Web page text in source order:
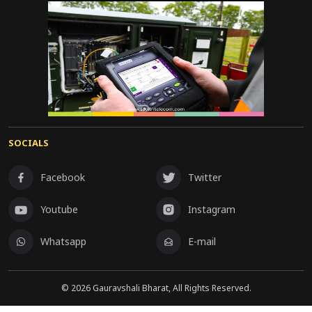
SOCIALS
Facebook Twitter
Youtube Instagram
Whatsapp E-mail
© 2026Gauravshali Bharat, All Rights Reserved.